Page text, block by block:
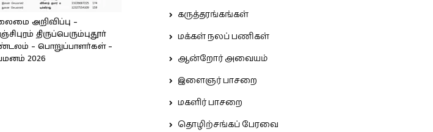
அறிவிப்பு –
திருப்பெரும்புதூர்
– பொறுப்பாளர்கள் –
2026
கருத்தரங்கங்கள்
மக்கள் நலப் பணிகள்
ஆன்றோர் அவையம்
இளைஞர் பாசறை
மகளிர் பாசறை
தொழிற்சங்கப் பேரவை